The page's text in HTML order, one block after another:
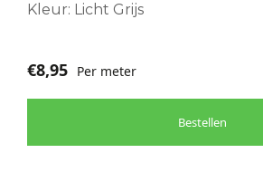
Kleur: Licht Grijs
€8,95 Per meter
Bestellen